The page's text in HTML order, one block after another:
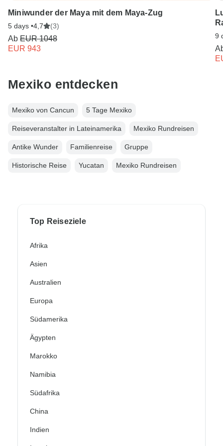
Miniwunder der Maya mit dem Maya-Zug
5 days •4,7 (3)
Ab EUR 1048
EUR 943
9
Mexiko entdecken
Mexiko von Cancun 5 Tage Mexiko
Reiseveranstalter in Lateinamerika Mexiko Rundreisen
Antike Wunder Familienreise Gruppe
Historische Reise Yucatan Mexiko Rundreisen
Top Reiseziele
Afrika
Asien
Australien
Europa
Südamerika
Ägypten
Marokko
Namibia
Südafrika
China
Indien